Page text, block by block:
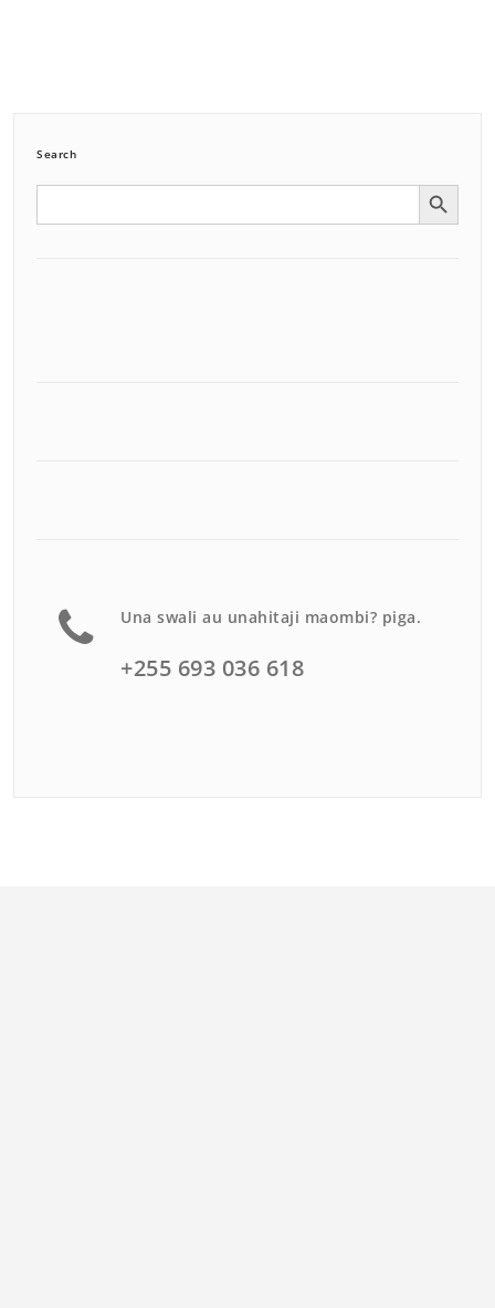
Search
Search Search Button
Una swali au unahitaji maombi? piga.
+255 693 036 618